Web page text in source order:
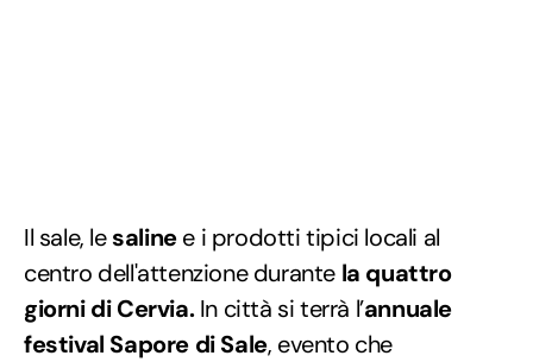
Il sale, lesalinee i prodotti tipici locali al
centro dell'attenzione durante la quattro
giorni di Cervia.In città si terrà l’annuale
festival Sapore di Sale, evento che